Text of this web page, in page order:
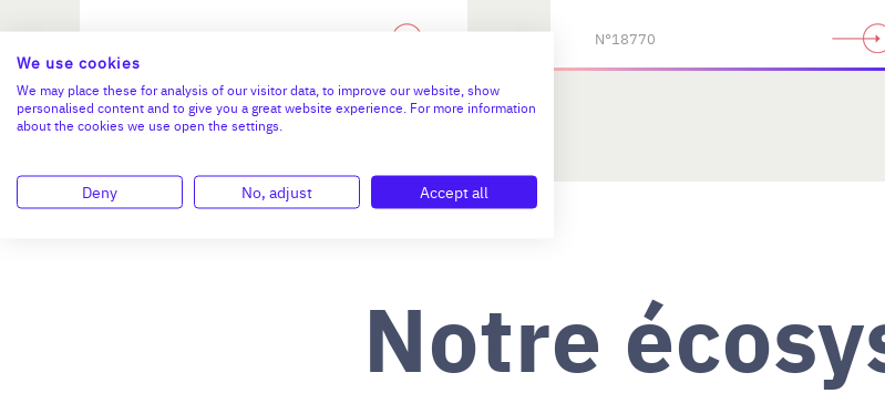
N°18770
Notre
We use cookies
We may place these for analysis of our visitor data, to improve our website, show
personalised content and to give you a great website experience. For more information
about the cookies we use open the settings.
Deny No, adjust Accept all